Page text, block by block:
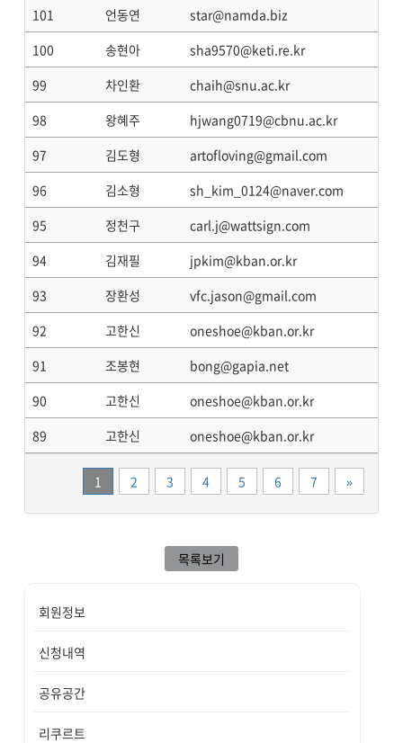
101
언동연 star@namda.biz
100
송현아 sha9570@keti.re.kr
99
차인환 chaih@snu.ac.kr
98
왕혜주 hjwang0719@cbnu.ac.kr
97
김도형 artofloving@gmail.com
96
김소형 sh_kim_0124@naver.com
95
정천구 carl.j@wattsign.com
94
김재필 jpkim@kban.or.kr
93
장환성 vfc.jason@gmail.com
92
고한신 oneshoe@kban.or.kr
91
조봉현 bong@gapia.net
90
고한신 oneshoe@kban.or.kr
89
고한신 oneshoe@kban.or.kr
1 2 3 4 5 6 7 »끝
목록보기
회원정보
신청내역
공유공간
리쿠르트